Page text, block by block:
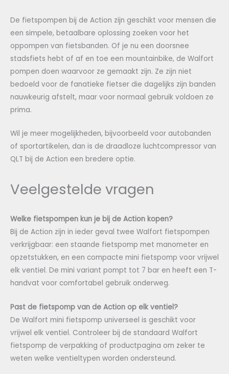
De fietspompen bij de Action zijn geschikt voor mensen die
een simpele, betaalbare oplossing zoeken voor het
oppompen van fietsbanden. Of je nu een doorsnee
stadsfiets hebt of af en toe een mountainbike, de Walfort
pompen doen waarvoor ze gemaakt zijn. Ze zijn niet
bedoeld voor de fanatieke fietser die dagelijks zijn banden
nauwkeurig afstelt, maar voor normaal gebruik voldoen ze
prima.
Wil je meer mogelijkheden, bijvoorbeeld voor autobanden
of sportartikelen, dan is de draadloze luchtcompressor van
QLT bij de Action een bredere optie.
Veelgestelde vragen
Welke fietspompen kun je bij de Action kopen?
Bij de Action zijn in ieder geval twee Walfort fietspompen
verkrijgbaar: een staande fietspomp met manometer en
opzetstukken, en een compacte mini fietspomp voor vrijwel
elk ventiel. De mini variant pompt tot 7 bar en heeft een T-
handvat voor comfortabel gebruik onderweg.
Past de fietspomp van de Action op elk ventiel?
De Walfort mini fietspomp universeel is geschikt voor
vrijwel elk ventiel. Controleer bij de standaard Walfort
fietspomp de verpakking of productpagina om zeker te
weten welke ventieltypen worden ondersteund.